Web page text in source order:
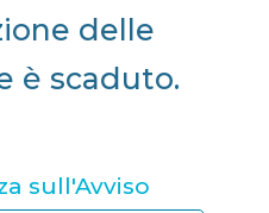
delle
è scaduto.
sull'Avviso